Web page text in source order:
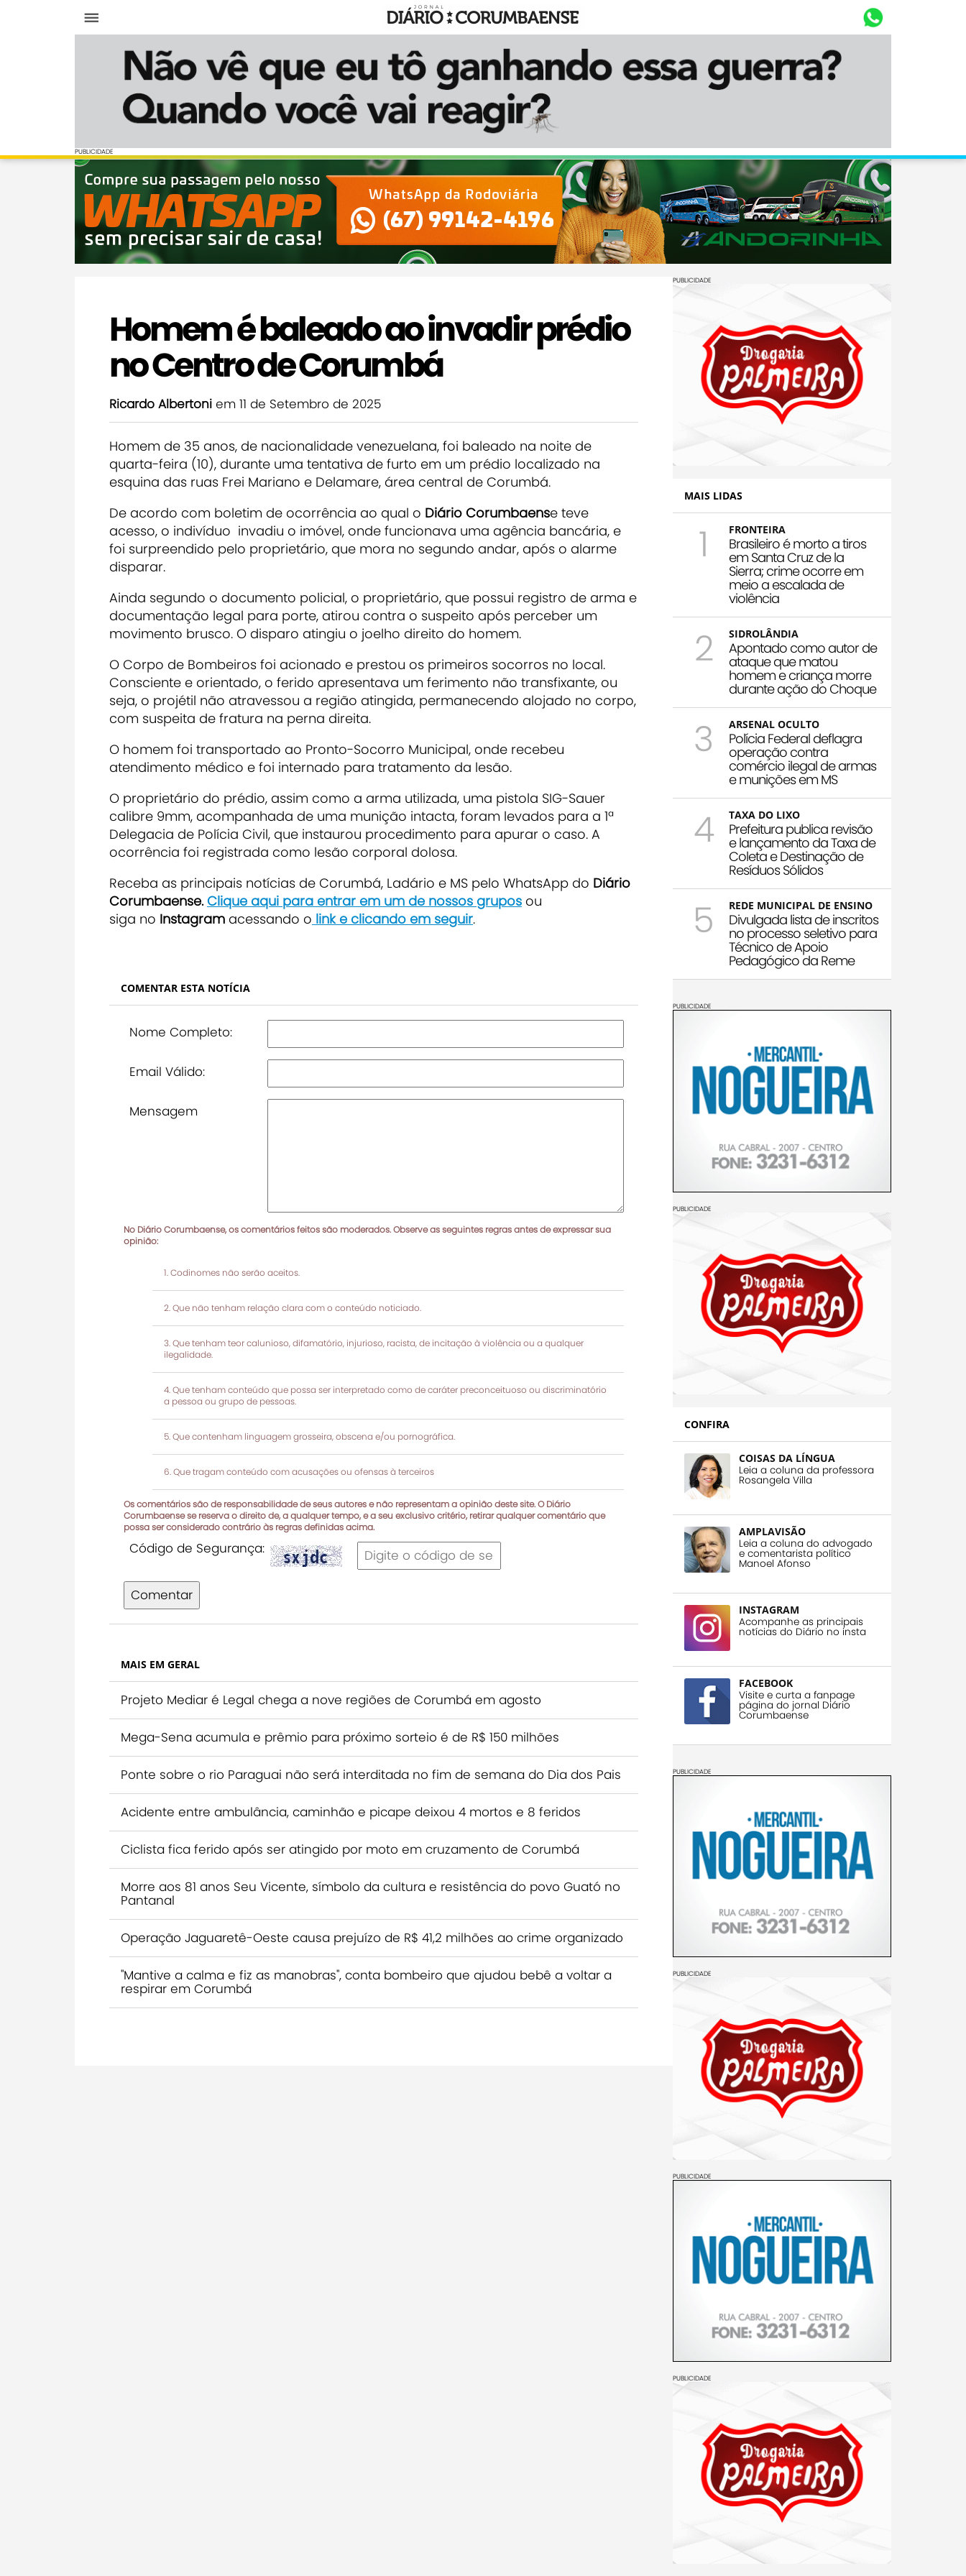
Diário Corumbaense
PUBLICIDADE
PUBLICIDADE
Homem é baleado ao invadir prédio
no Centro de Corumbá
Ricardo Albertoni em 11 de Setembro de 2025
Homem de 35 anos, de nacionalidade venezuelana, foi baleado na noite de
quarta-feira (10), durante uma tentativa de furto em um prédio localizado na
esquina das ruas Frei Mariano e Delamare, área central de Corumbá.
De acordo com boletim de ocorrência ao qual o Diário Corumbaense teve
acesso, o indivíduo invadiu o imóvel, onde funcionava uma agência bancária, e
foi surpreendido pelo proprietário, que mora no segundo andar, após o alarme
disparar.
Ainda segundo o documento policial, o proprietário, que possui registro de arma e
documentação legal para porte, atirou contra o suspeito após perceber um
movimento brusco. O disparo atingiu o joelho direito do homem.
O Corpo de Bombeiros foi acionado e prestou os primeiros socorros no local.
Consciente e orientado, o ferido apresentava um ferimento não transfixante, ou
seja, o projétil não atravessou a região atingida, permanecendo alojado no corpo,
com suspeita de fratura na perna direita.
O homem foi transportado ao Pronto-Socorro Municipal, onde recebeu
atendimento médico e foi internado para tratamento da lesão.
O proprietário do prédio, assim como a arma utilizada, uma pistola SIG-Sauer
calibre 9mm, acompanhada de uma munição intacta, foram levados para a 1ª
Delegacia de Polícia Civil, que instaurou procedimento para apurar o caso. A
ocorrência foi registrada como lesão corporal dolosa.
Receba as principais notícias de Corumbá, Ladário e MS pelo WhatsApp do Diário
Corumbaense.Clique aqui para entrar em um de nossos grupos ou
siga no Instagram acessando o link e clicando em seguir.
COMENTAR ESTA NOTÍCIA
Nome Completo:
Email Válido:
Mensagem
No Diário Corumbaense, os comentários feitos são moderados. Observe as seguintes regras antes de expressar sua
opinião:
Codinomes não serão aceitos.
Que não tenham relação clara com o conteúdo noticiado.
Que tenham teor calunioso, difamatório, injurioso, racista, de incitação à violência ou a qualquer
ilegalidade.
Que tenham conteúdo que possa ser interpretado como de caráter preconceituoso ou discriminatório
a pessoa ou grupo de pessoas.
Que contenham linguagem grosseira, obscena e/ou pornográfica.
Que tragam conteúdo com acusações ou ofensas à terceiros
Os comentários são de responsabilidade de seus autores e não representam a opinião deste site. O Diário
Corumbaense se reserva o direito de, a qualquer tempo, e a seu exclusivo critério, retirar qualquer comentário que
possa ser considerado contrário às regras definidas acima.
Código de Segurança:
Comentar
MAIS EM GERAL
Projeto Mediar é Legal chega a nove regiões de Corumbá em agosto
Mega-Sena acumula e prêmio para próximo sorteio é de R$ 150 milhões
Ponte sobre o rio Paraguai não será interditada no fim de semana do Dia dos Pais
Acidente entre ambulância, caminhão e picape deixou 4 mortos e 8 feridos
Ciclista fica ferido após ser atingido por moto em cruzamento de Corumbá
Morre aos 81 anos Seu Vicente, símbolo da cultura e resistência do povo Guató no
Pantanal
Operação Jaguaretê-Oeste causa prejuízo de R$ 41,2 milhões ao crime organizado
"Mantive a calma e fiz as manobras", conta bombeiro que ajudou bebê a voltar a
respirar em Corumbá
PUBLICIDADE
MAIS LIDAS
1 FRONTEIRA
Brasileiro é morto a tiros
em Santa Cruz de la
Sierra; crime ocorre em
meio a escalada de
violência
2 SIDROLÂNDIA
Apontado como autor de
ataque que matou
homem e criança morre
durante ação do Choque
3 ARSENAL OCULTO
Polícia Federal deflagra
operação contra
comércio ilegal de armas
e munições em MS
4 TAXA DO LIXO
Prefeitura publica revisão
e lançamento da Taxa de
Coleta e Destinação de
Resíduos Sólidos
5 REDE MUNICIPAL DE ENSINO
Divulgada lista de inscritos
no processo seletivo para
Técnico de Apoio
Pedagógico da Reme
PUBLICIDADE
PUBLICIDADE
CONFIRA
COISAS DA LÍNGUA
Leia a coluna da professora
Rosangela Villa
AMPLAVISÃO
Leia a coluna do advogado
e comentarista político
Manoel Afonso
INSTAGRAM
Acompanhe as principais
notícias do Diário no insta
FACEBOOK
Visite e curta a fanpage
página do jornal Diário
Corumbaense
PUBLICIDADE
PUBLICIDADE
PUBLICIDADE
PUBLICIDADE